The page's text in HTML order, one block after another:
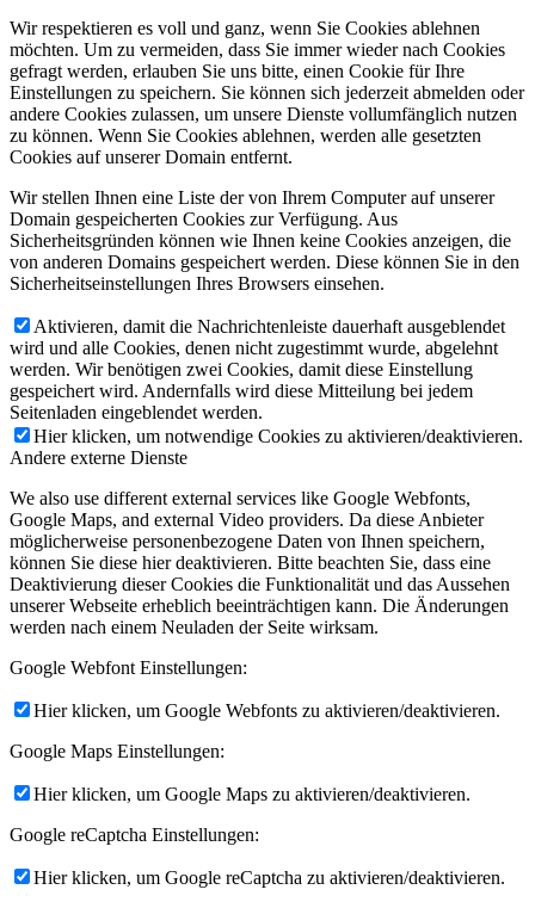
Wir respektieren es voll und ganz, wenn Sie Cookies ablehnen
möchten. Um zu vermeiden, dass Sie immer wieder nach Cookies
gefragt werden, erlauben Sie uns bitte, einen Cookie für Ihre
Einstellungen zu speichern. Sie können sich jederzeit abmelden oder
andere Cookies zulassen, um unsere Dienste vollumfänglich nutzen
zu können. Wenn Sie Cookies ablehnen, werden alle gesetzten
Cookies auf unserer Domain entfernt.
Wir stellen Ihnen eine Liste der von Ihrem Computer auf unserer
Domain gespeicherten Cookies zur Verfügung. Aus
Sicherheitsgründen können wie Ihnen keine Cookies anzeigen, die
von anderen Domains gespeichert werden. Diese können Sie in den
Sicherheitseinstellungen Ihres Browsers einsehen.
Aktivieren, damit die Nachrichtenleiste dauerhaft ausgeblendet
wird und alle Cookies, denen nicht zugestimmt wurde, abgelehnt
werden. Wir benötigen zwei Cookies, damit diese Einstellung
gespeichert wird. Andernfalls wird diese Mitteilung bei jedem
Seitenladen eingeblendet werden.
Hier klicken, um notwendige Cookies zu aktivieren/deaktivieren.
Andere externe Dienste
We also use different external services like Google Webfonts,
Google Maps, and external Video providers. Da diese Anbieter
möglicherweise personenbezogene Daten von Ihnen speichern,
können Sie diese hier deaktivieren. Bitte beachten Sie, dass eine
Deaktivierung dieser Cookies die Funktionalität und das Aussehen
unserer Webseite erheblich beeinträchtigen kann. Die Änderungen
werden nach einem Neuladen der Seite wirksam.
Google Webfont Einstellungen:
Hier klicken, um Google Webfonts zu aktivieren/deaktivieren.
Google Maps Einstellungen:
Hier klicken, um Google Maps zu aktivieren/deaktivieren.
Google reCaptcha Einstellungen:
Hier klicken, um Google reCaptcha zu aktivieren/deaktivieren.